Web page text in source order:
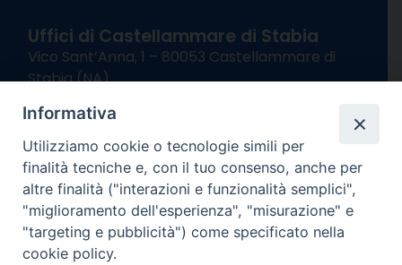
Uffici di Castellammare di Stabia
Vico Sant’Anna, 1 – 80053 Castellammare di
Stabia (NA)
Giorni ed Orari Apertura Uffici:
Lunedì e Mercoledì ore 09:00 – 13:00
Uffici Matrimoni:
Lunedì e Mercoledì ore 09:30 – 12:30
seguici su
Informativa
Utilizziamo cookie o tecnologie simili per
finalità tecniche e, con il tuo consenso, anche per
altre finalità ("interazioni e funzionalità semplici",
"miglioramento dell'esperienza", "misurazione" e
"targeting e pubblicità") come specificato nella
cookie policy.